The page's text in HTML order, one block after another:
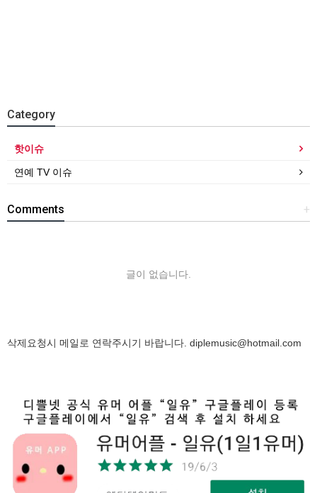
Category
핫이슈
연예 TV 이슈
+
Comments
글이 없습니다.
삭제요청시 메일로 연락주시기 바랍니다. diplemusic@hotmail.com